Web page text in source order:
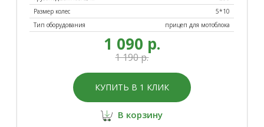
Размер колес
5*10
Тип оборудования
прицеп для мотоблока
1 090 р.
1 190 р.
КУПИТЬ В 1 КЛИК
В корзину